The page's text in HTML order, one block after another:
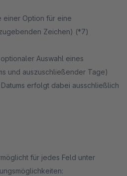
einer Option für eine
Zeichen) (*7)
Auswahl eines
und auszuschließender Tage)
erfolgt dabei ausschließlich
für jedes Feld unter